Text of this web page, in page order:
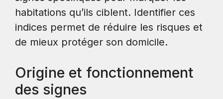
habitations qu’ils ciblent. Identifier ces
indices permet de réduire les risques et
de mieux protéger son domicile.
Origine et fonctionnement
des signes